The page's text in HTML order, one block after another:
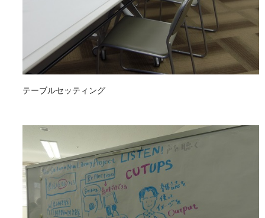
テーブルセッティング